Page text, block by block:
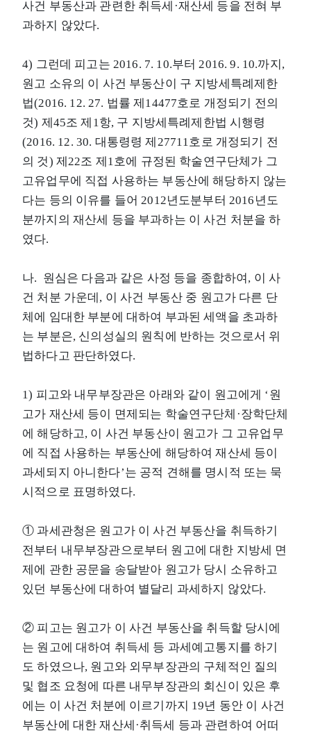
사건 부동산과 관련한 취득세·재산세 등을 전혀 부
과하지 않았다.
4) 그런데 피고는 2016. 7. 10.부터 2016. 9. 10.까지,
원고 소유의 이 사건 부동산이 구 지방세특례제한
법(2016. 12. 27. 법률 제14477호로 개정되기 전의
것) 제45조 제1항, 구 지방세특례제한법 시행령
(2016. 12. 30. 대통령령 제27711호로 개정되기 전
의 것) 제22조 제1호에 규정된 학술연구단체가 그
고유업무에 직접 사용하는 부동산에 해당하지 않는
다는 등의 이유를 들어 2012년도분부터 2016년도
분까지의 재산세 등을 부과하는 이 사건 처분을 하
였다.
나. 원심은 다음과 같은 사정 등을 종합하여, 이 사
건 처분 가운데, 이 사건 부동산 중 원고가 다른 단
체에 임대한 부분에 대하여 부과된 세액을 초과하
는 부분은, 신의성실의 원칙에 반하는 것으로서 위
법하다고 판단하였다.
1) 피고와 내무부장관은 아래와 같이 원고에게 ‘원
고가 재산세 등이 면제되는 학술연구단체·장학단체
에 해당하고, 이 사건 부동산이 원고가 그 고유업무
에 직접 사용하는 부동산에 해당하여 재산세 등이
과세되지 아니한다’는 공적 견해를 명시적 또는 묵
시적으로 표명하였다.
① 과세관청은 원고가 이 사건 부동산을 취득하기
전부터 내무부장관으로부터 원고에 대한 지방세 면
제에 관한 공문을 송달받아 원고가 당시 소유하고
있던 부동산에 대하여 별달리 과세하지 않았다.
② 피고는 원고가 이 사건 부동산을 취득할 당시에
는 원고에 대하여 취득세 등 과세예고통지를 하기
도 하였으나, 원고와 외무부장관의 구체적인 질의
및 협조 요청에 따른 내무부장관의 회신이 있은 후
에는 이 사건 처분에 이르기까지 19년 동안 이 사건
부동산에 대한 재산세·취득세 등과 관련하여 어떠